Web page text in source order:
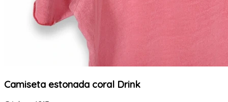
Camiseta estonada coral Drink